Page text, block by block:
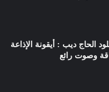
الحاج ديب : أيقونة الإذاعة
وصوت رائع